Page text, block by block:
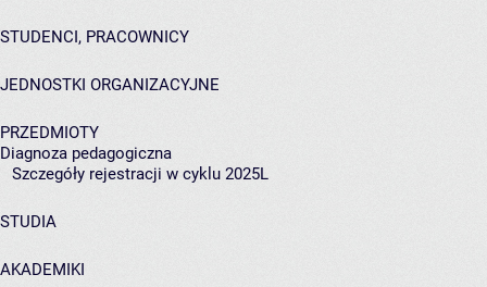
STUDENCI, PRACOWNICY
JEDNOSTKI ORGANIZACYJNE
PRZEDMIOTY
Diagnoza pedagogiczna
Szczegóły rejestracji w cyklu 2025L
STUDIA
AKADEMIKI